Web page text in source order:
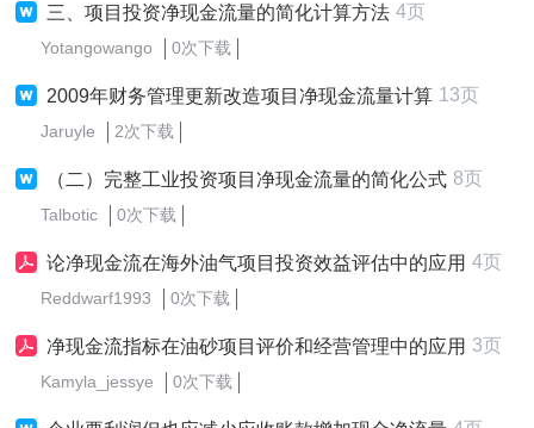
三、项目投资净现金流量的简化计算方法 4页
Yotangowango 0次下载
2009年财务管理更新改造项目净现金流量计算 13页
Jaruyle 2次下载
（二）完整工业投资项目净现金流量的简化公式 8页
Talbotic 0次下载
论净现金流在海外油气项目投资效益评估中的应用 4页
Reddwarf1993 0次下载
净现金流指标在油砂项目评价和经营管理中的应用 3页
Kamyla_jessye 0次下载